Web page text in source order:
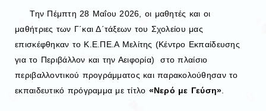
Την Πέμπτη 28 Μαΐου 2026, οι μαθητές και οι
μαθήτριες των Γ΄και Δ΄τάξεων του Σχολείου μας
επισκέφθηκαν το Κ.Ε.ΠΕ.Α Μελίτης (Κέντρο Εκπαίδευσης
για το Περιβάλλον και την Αειφορία) στο πλαίσιο
περιβαλλοντικού προγράμματος και παρακολούθησαν το
εκπαιδευτικό πρόγραμμα με τίτλο «Νερό με Γεύση»